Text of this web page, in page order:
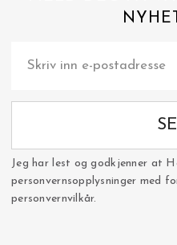
Jeg har lest og godkjenner at
personvernsopplysninger med
personvernvilkår.